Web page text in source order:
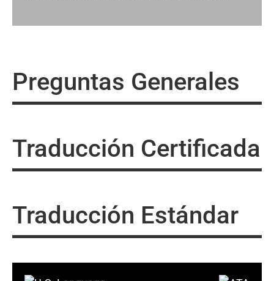
Preguntas Generales
Traducción Certificada
Traducción Estándar